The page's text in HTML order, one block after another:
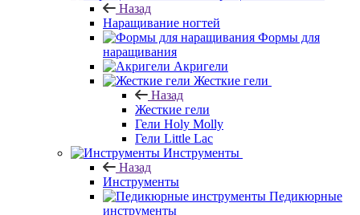
Назад
Наращивание ногтей
Формы для
наращивания
Акригели
Жесткие гели
Назад
Жесткие гели
Гели Holy Molly
Гели Little Lac
Инструменты
Назад
Инструменты
Педикюрные
инструменты